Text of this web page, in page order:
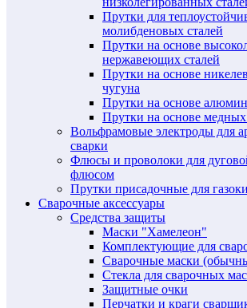
Прутки для
молибденовых сталей
Прутки на основе
нержавеющих сталей
Прутки на основе
чугуна
Прутки на основе
Прутки на основе медных
Вольфрамовые электроды для
сварки
Флюсы и проволоки для
флюсом
Прутки присадочные для
Сварочные аксессуары
Средства защиты
Маски "Хамелеон"
Комплектующие для
Сварочные маски
Стекла для сварочных
Защитные очки
Перчатки и краги